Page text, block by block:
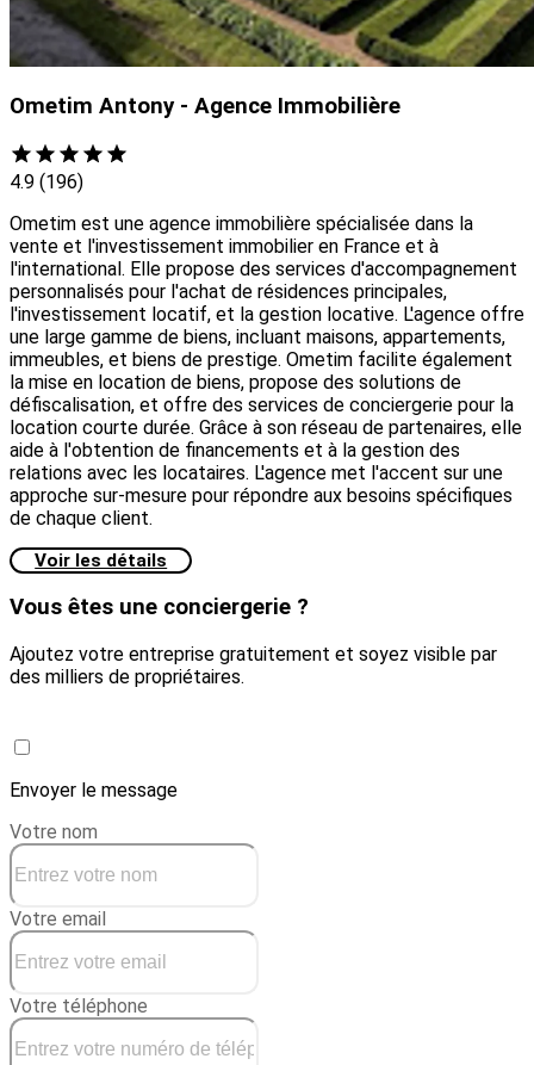
Ometim Antony - Agence Immobilière
4.9 (196)
Ometim est une agence immobilière spécialisée dans la
vente et l'investissement immobilier en France et à
l'international. Elle propose des services d'accompagnement
personnalisés pour l'achat de résidences principales,
l'investissement locatif, et la gestion locative. L'agence offre
une large gamme de biens, incluant maisons, appartements,
immeubles, et biens de prestige. Ometim facilite également
la mise en location de biens, propose des solutions de
défiscalisation, et offre des services de conciergerie pour la
location courte durée. Grâce à son réseau de partenaires, elle
aide à l'obtention de financements et à la gestion des
relations avec les locataires. L'agence met l'accent sur une
approche sur-mesure pour répondre aux besoins spécifiques
de chaque client.
Voir les détails
Vous êtes une conciergerie ?
Ajoutez votre entreprise gratuitement et soyez visible par
des milliers de propriétaires.
Envoyer le message
Votre nom
Votre email
Votre téléphone